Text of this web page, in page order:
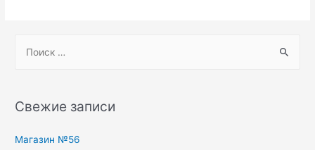
r
h
Свежие записи
Магазин №56